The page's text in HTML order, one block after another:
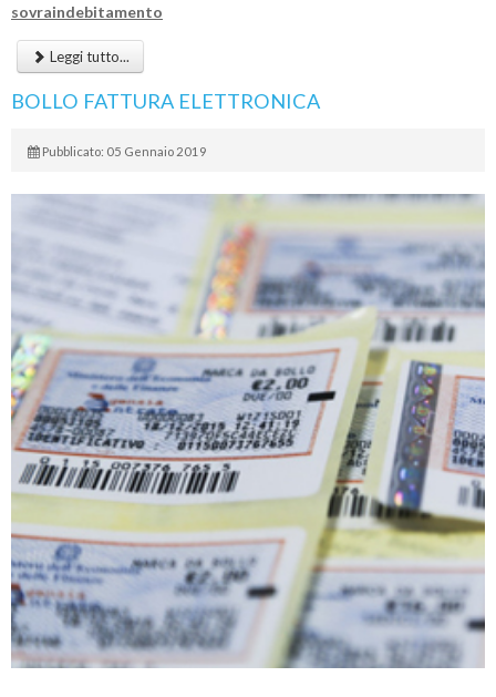
sovraindebitamento
Leggi tutto...
BOLLO FATTURA ELETTRONICA
Pubblicato: 05 Gennaio 2019